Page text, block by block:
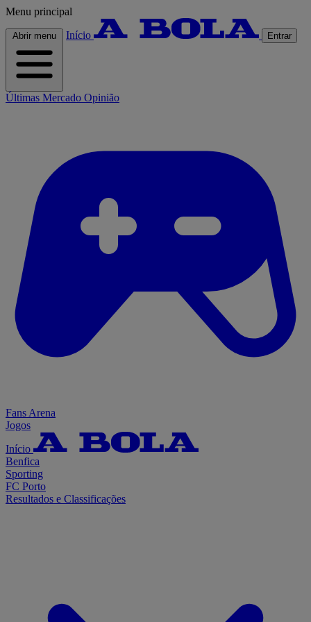
Menu principal
Abrir menu Início Entrar
Últimas Mercado Opinião
Fans Arena
Jogos
Início
Benfica
Sporting
FC Porto
Resultados e Classificações